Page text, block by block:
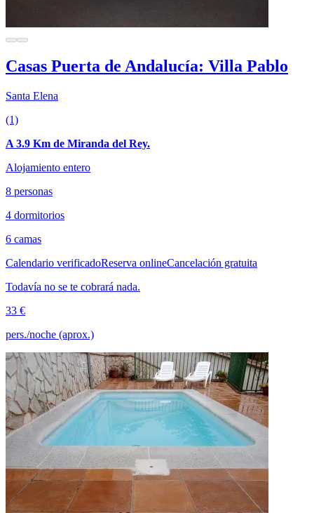
Casas Puerta de Andalucía: Villa Pablo
Santa Elena
(1)
A 3.9 Km de Miranda del Rey.
Alojamiento entero
8 personas
4 dormitorios
6 camas
Calendario verificadoReserva onlineCancelación gratuita
Todavía no se te cobrará nada.
33 €
pers./noche (aprox.)